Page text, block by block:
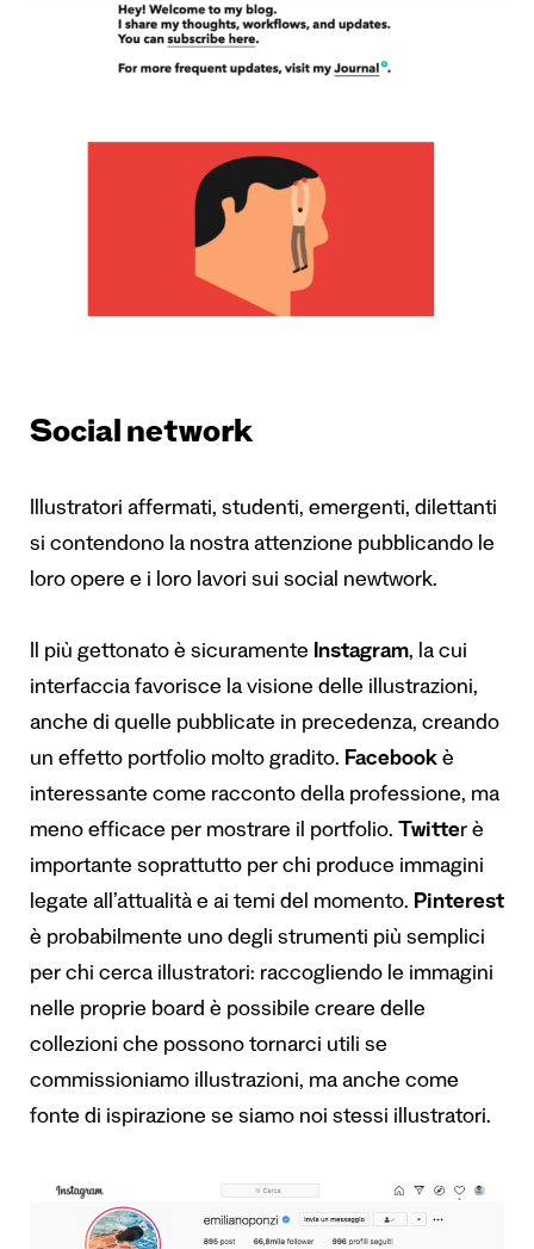
Social network
Illustratori affermati, studenti, emergenti, dilettanti
si contendono la nostra attenzione pubblicando le
loro opere e i loro lavori sui social newtwork.
Il più gettonato è sicuramente Instagram, la cui
interfaccia favorisce la visione delle illustrazioni,
anche di quelle pubblicate in precedenza, creando
un effetto portfolio molto gradito. Facebook è
interessante come racconto della professione, ma
meno efficace per mostrare il portfolio. Twitter è
importante soprattutto per chi produce immagini
legate all’attualità e ai temi del momento. Pinterest
è probabilmente uno degli strumenti più semplici
per chi cerca illustratori: raccogliendo le immagini
nelle proprie board è possibile creare delle
collezioni che possono tornarci utili se
commissioniamo illustrazioni, ma anche come
fonte di ispirazione se siamo noi stessi illustratori.